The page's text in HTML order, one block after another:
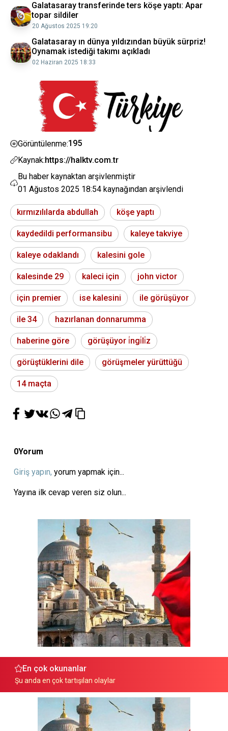
Galatasaray transferinde ters köşe yaptı: Apar
topar sildiler
20 Ağustos 2025 19:20
Galatasaray ın dünya yıldızından büyük sürpriz!
Oynamak istediği takımı açıkladı
02 Haziran 2025 18:33
Görüntülenme:195
Kaynak:https://halktv.com.tr
Bu haber kaynaktan arşivlenmiştir
01 Ağustos 2025 18:54 kaynağından arşivlendi
kırmızılılarda abdullah köşe yaptı
kaydedildi performansibu kaleye takviye
kaleye odaklandı kalesini gole
kalesinde 29 kaleci için john victor
için premier ise kalesini ile görüşüyor
ile 34 hazırlanan donnarumma
haberine göre görüşüyor i̇ngi̇li̇z
görüştüklerini dile görüşmeler yürüttüğü
14 maçta
0Yorum
Giriş yapın, yorum yapmak için...
Yayına ilk cevap veren siz olun...
En çok okunanlar
Şu anda en çok tartışılan olaylar